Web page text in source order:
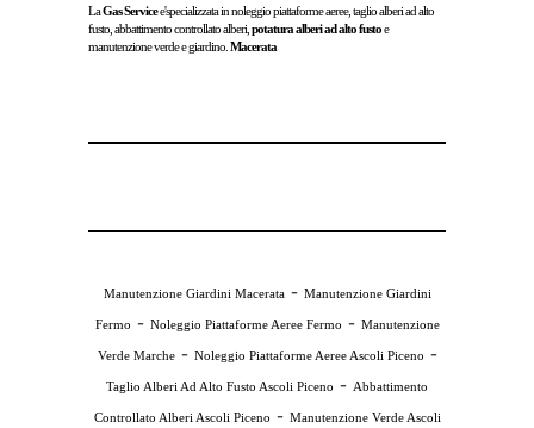
LaGas Servicee'specializzata in noleggio piattaforme aeree, taglio alberi ad alto
fusto, abbattimento controllato alberi, potatura alberi ad alto fustoe
manutenzione verde e giardino. Macerata
Manutenzione Giardini Macerata- Manutenzione Giardini
Fermo - Noleggio Piattaforme Aeree Fermo - Manutenzione
Verde Marche- Noleggio Piattaforme Aeree Ascoli Piceno -
Taglio Alberi Ad Alto Fusto Ascoli Piceno - Abbattimento
Controllato Alberi Ascoli Piceno - Manutenzione Verde Ascoli